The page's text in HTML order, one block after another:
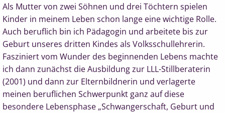
Als Mutter von zwei Söhnen und drei Töchtern spielen
Kinder in meinem Leben schon lange eine wichtige Rolle.
Auch beruflich bin ich Pädagogin und arbeitete bis zur
Geburt unseres dritten Kindes als Volksschullehrerin.
Fasziniert vom Wunder des beginnenden Lebens machte
ich dann zunächst die Ausbildung zur LLL-Stillberaterin
(2001) und dann zur Elternbildnerin und verlagerte
meinen beruflichen Schwerpunkt ganz auf diese
besondere Lebensphase „Schwangerschaft, Geburt und